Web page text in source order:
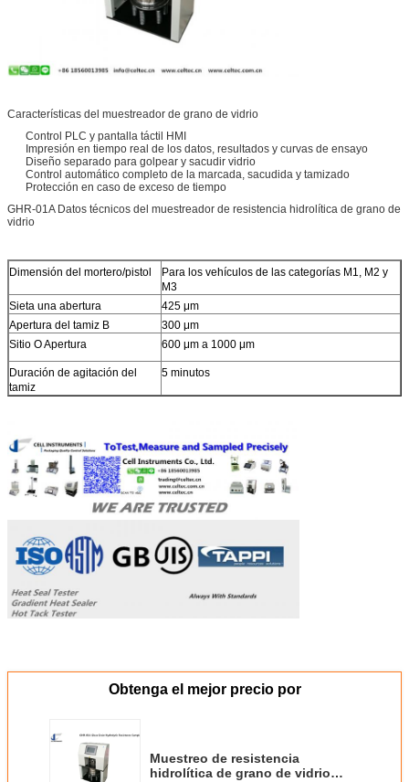
Características del muestreador de grano de vidrio
Control PLC y pantalla táctil HMI
Impresión en tiempo real de los datos, resultados y curvas de ensayo
Diseño separado para golpear y sacudir vidrio
Control automático completo de la marcada, sacudida y tamizado
Protección en caso de exceso de tiempo
GHR-01A Datos técnicos del muestreador de resistencia hidrolítica de grano de
vidrio
Dimensión del mortero/pistol
Para los vehículos de las categorías M1, M2 y
M3
Sieta una abertura
425 μm
Apertura del tamiz B
300 μm
Sitio O Apertura
600 μm a 1000 μm
Duración de agitación del
tamiz
5 minutos
Obtenga el mejor precio por
Muestreo de resistencia
hidrolítica de grano de vidrio